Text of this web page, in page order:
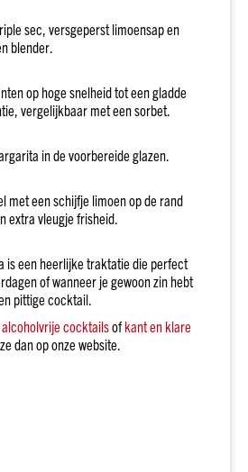
sec, versgeperst limoensap en
blender.
op hoge snelheid tot een gladde
vergelijkbaar met een sorbet.
in de voorbereide glazen.
met een schijfje limoen op de rand
extra vleugje frisheid.
is een heerlijke traktatie die perfect
of wanneer je gewoon zin hebt
pittige cocktail.
alcoholvrije cocktailsofkant en klare
dan op onze website.